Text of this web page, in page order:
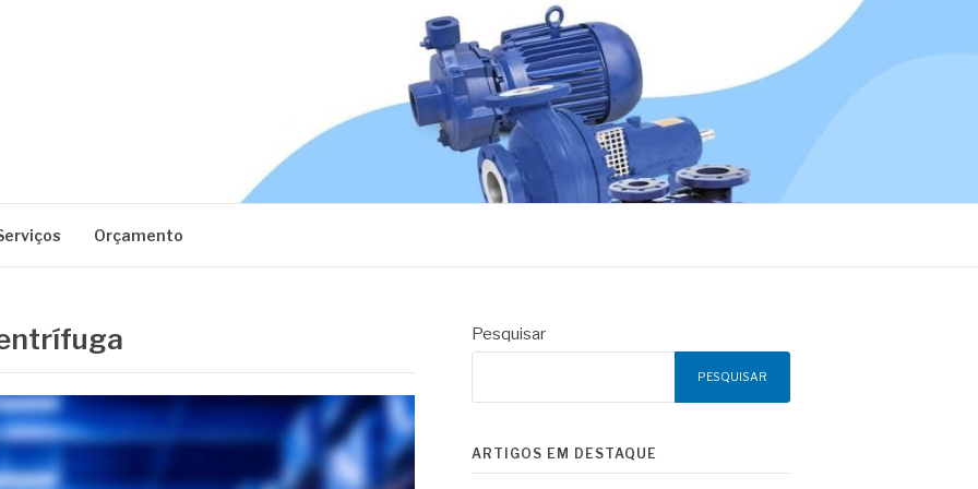
Orçamento
Pesquisar
PESQUISAR
ARTIGOS EM DESTAQUE